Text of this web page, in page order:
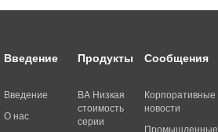
Введение
Введение
О нас
Продукты
BA Низкая
стоимость
серии
Сообщения
Корпоративные
новости
Промышленные